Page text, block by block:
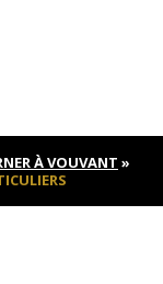
À VOUVANT »